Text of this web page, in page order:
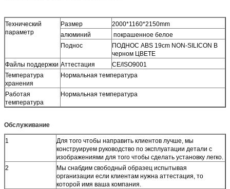
Технический
параметр
Размер
2000*1160*2150mm
алюминий
покрашенное белое
Поднос
ПОДНОС ABS 19cm NON-SILICON В
черном ЦВЕТЕ
Файлы поддержки Аттестация
CE/ISO9001
Температура
хранения
Нормальная температура
Работая
температура
Нормальная температура
Обслуживание
1
Для того чтобы направить клиентов лучше, мы
конструируем руководство по эксплуатации детали с
изображениями для того чтобы сделать установку легко.
2
Мы снабдим свободный образец испытывая
организации если клиентам нужна аттестация, то
которой имя ваша компания.